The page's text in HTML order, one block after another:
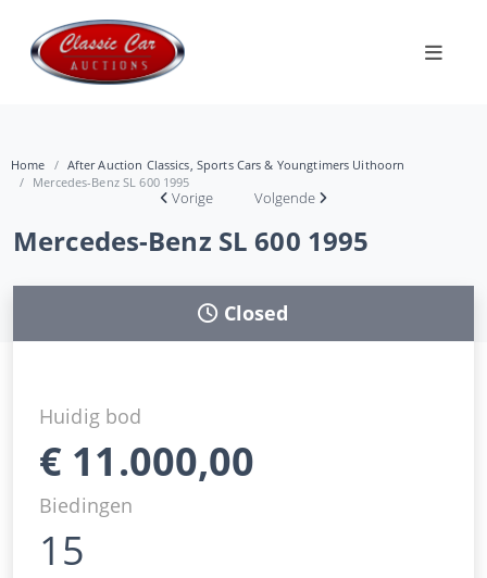
Home
After Auction Classics, Sports Cars & Youngtimers Uithoorn
Mercedes-Benz SL 600 1995
Vorige Volgende
Mercedes-Benz SL 600 1995
Closed
Huidig bod
€ 11.000,00
Biedingen
15